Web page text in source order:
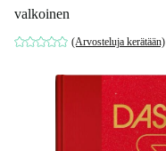
valkoinen
(Arvosteluja kerätään)